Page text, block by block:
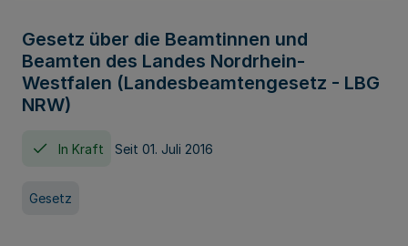
Gesetz über die Beamtinnen und
Beamten des Landes Nordrhein-
Westfalen (Landesbeamtengesetz - LBG
NRW)
In Kraft Seit 01. Juli 2016
Gesetz